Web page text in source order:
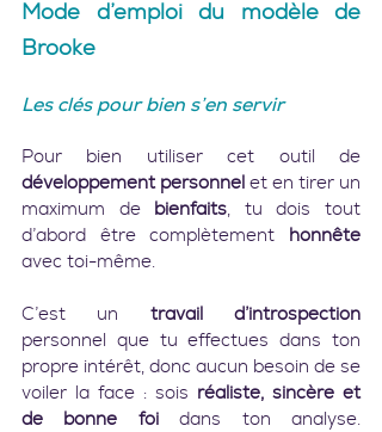
Mode d’emploi du modèle de
Brooke
Les clés pour bien s’en servir
développement personnel et en tirer un
maximum de
bienfaits , tu dois tout
d’abord être complètement
honnête
avec toi-même.
C’est un travail d’introspection
personnel que tu effectues dans ton
propre intérêt, donc aucun besoin de se
voiler la face : sois réaliste, sincère et
de bonne foi dans ton analyse.